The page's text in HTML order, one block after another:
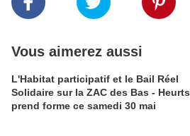
Vous aimerez aussi
L'Habitat participatif et le Bail Réel
Solidaire sur la ZAC des Bas - Heurts
prend forme ce samedi 30 mai